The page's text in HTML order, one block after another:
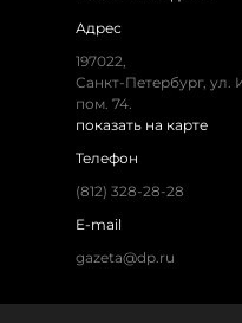
Адрес
197022,
Санкт-Петербург, ул.
пом. 74.
показать на карте
Телефон
(812) 328-28-28
E-mail
gazeta@dp.ru